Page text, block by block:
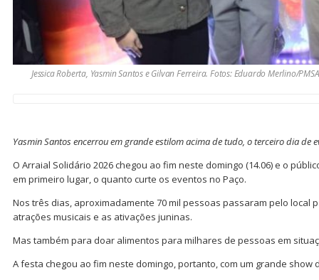
Jessica Roberta, Yasmin Santos e Gilvan Ferreira. Fotos: Eduardo Merlino/
Yasmin Santos encerrou em grande estilom acima de tudo, o terceiro dia de
O Arraial Solidário 2026 chegou ao fim neste domingo (14.06) e o
em primeiro lugar, o quanto curte os eventos no Paço.
Nos três dias, aproximadamente 70 mil pessoas passaram pelo local
atrações musicais e as ativações juninas.
Mas também para doar alimentos para milhares de pessoas em
A festa chegou ao fim neste domingo, portanto, com um grande show